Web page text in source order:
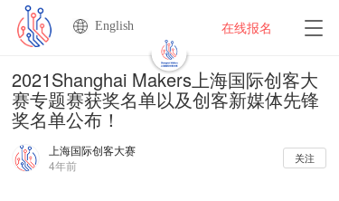
T
g
l
a
v
在线报名
English
2021Shanghai Makers上海国际创客大
赛专题赛获奖名单以及创客新媒体先锋
奖名单公布！
上海国际创客大赛
4年前
关注